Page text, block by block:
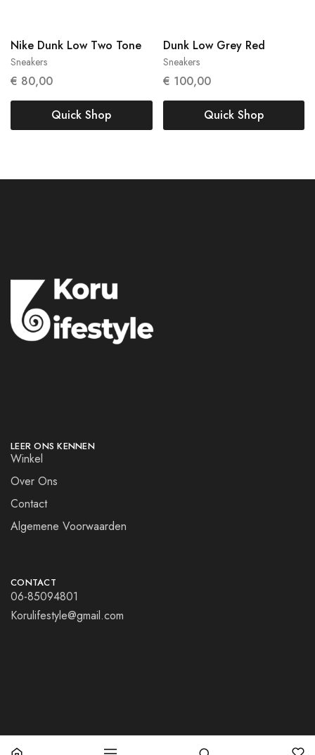
Sneakers
Nike Dunk Low Two Tone
€ 80,00
38 38.5
Quick Shop
Sneakers
Dunk Low Grey Red
€ 100,00
39
Quick Shop
LEER ONS KENNEN
Winkel
Over Ons
Contact
Algemene Voorwaarden
CONTACT
06-85094801
Korulifestyle@gmail.com